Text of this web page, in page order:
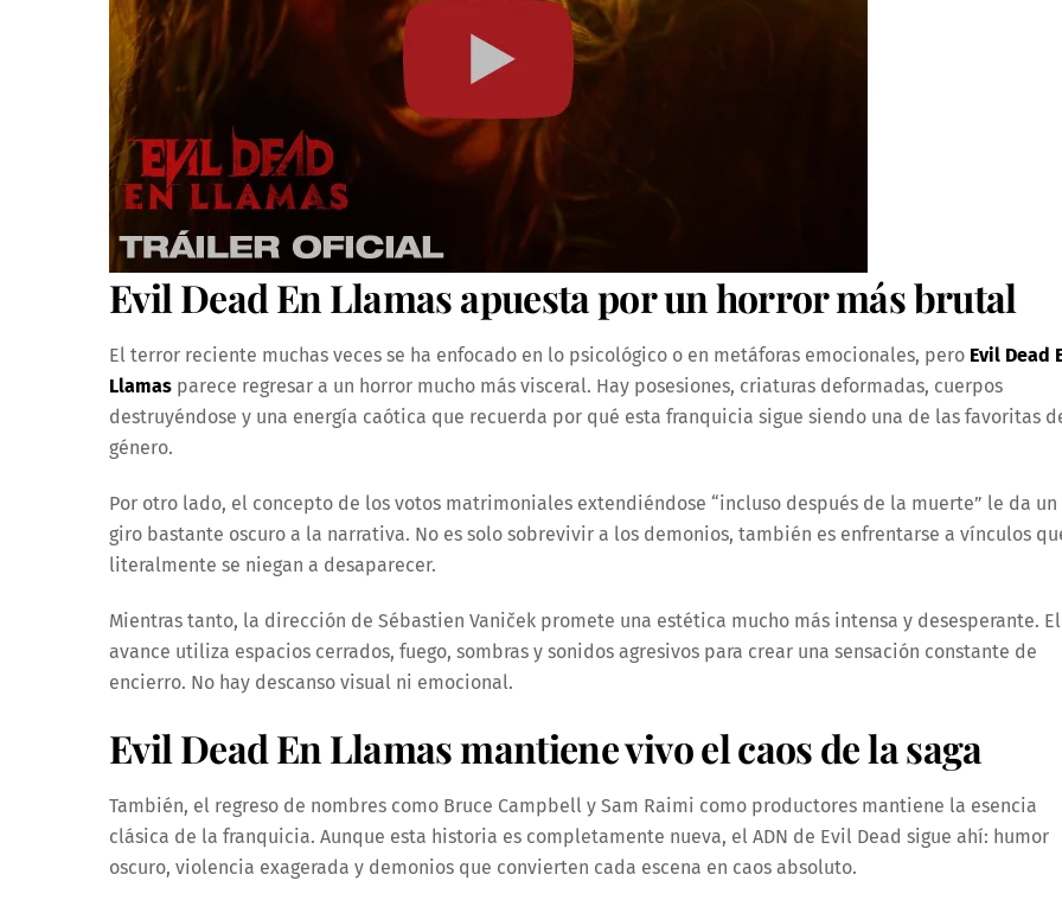
Evil Dead En Llamas apuesta por un horror más brutal
El terror reciente muchas veces se ha enfocado en lo psicológico o en metáforas emocionales, pero Evil Dead
Llamas parece regresar a un horror mucho más visceral. Hay posesiones, criaturas deformadas, cuerpos
destruyéndose y una energía caótica que recuerda por qué esta franquicia sigue siendo una de las favoritas
género.
Por otro lado, el concepto de los votos matrimoniales extendiéndose “incluso después de la muerte” le da un
giro bastante oscuro a la narrativa. No es solo sobrevivir a los demonios, también es enfrentarse a vínculos
literalmente se niegan a desaparecer.
Mientras tanto, la dirección de Sébastien Vaniček promete una estética mucho más intensa y desesperante. El
avance utiliza espacios cerrados, fuego, sombras y sonidos agresivos para crear una sensación constante de
encierro. No hay descanso visual ni emocional.
Evil Dead En Llamas mantiene vivo el caos de la saga
También, el regreso de nombres como Bruce Campbell y Sam Raimi como productores mantiene la esencia
clásica de la franquicia. Aunque esta historia es completamente nueva, el ADN de Evil Dead sigue ahí: humor
oscuro, violencia exagerada y demonios que convierten cada escena en caos absoluto.